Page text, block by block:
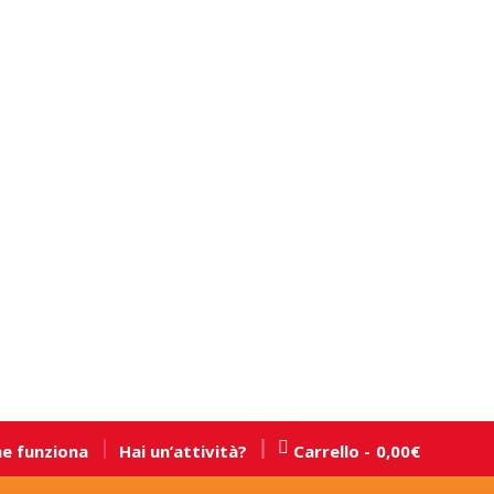
funziona Hai un’attività? Carrello 0,00€